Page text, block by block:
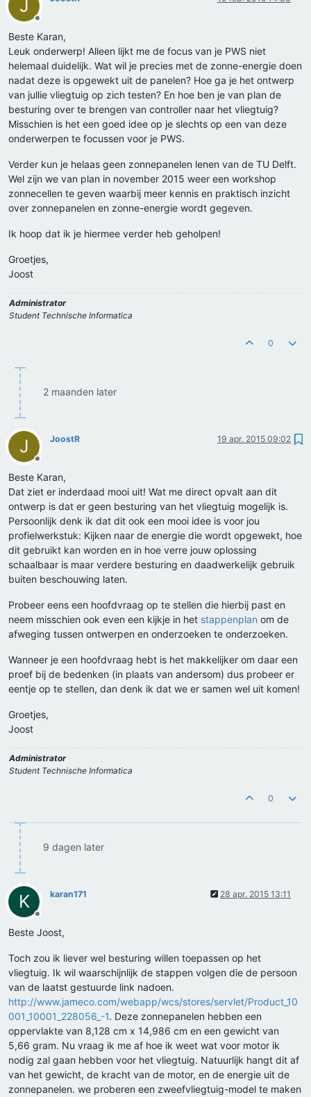
J
Offline
Beste Karan,
Leuk onderwerp! Alleen lijkt me de focus van je PWS niet
helemaal duidelijk. Wat wil je precies met de zonne-energie doen
nadat deze is opgewekt uit de panelen? Hoe ga je het ontwerp
van jullie vliegtuig op zich testen? En hoe ben je van plan de
besturing over te brengen van controller naar het vliegtuig?
Misschien is het een goed idee op je slechts op een van deze
onderwerpen te focussen voor je PWS.
Verder kun je helaas geen zonnepanelen lenen van de TU Delft.
Wel zijn we van plan in november 2015 weer een workshop
zonnecellen te geven waarbij meer kennis en praktisch inzicht
over zonnepanelen en zonne-energie wordt gegeven.
Ik hoop dat ik je hiermee verder heb geholpen!
Groetjes,
Joost
Administrator
Student Technische Informatica
0
2 maanden later
J
Offline
JoostR 19 apr. 2015 09:02
Beste Karan,
Dat ziet er inderdaad mooi uit! Wat me direct opvalt aan dit
ontwerp is dat er geen besturing van het vliegtuig mogelijk is.
Persoonlijk denk ik dat dit ook een mooi idee is voor jou
profielwerkstuk: Kijken naar de energie die wordt opgewekt, hoe
dit gebruikt kan worden en in hoe verre jouw oplossing
schaalbaar is maar verdere besturing en daadwerkelijk gebruik
buiten beschouwing laten.
Probeer eens een hoofdvraag op te stellen die hierbij past en
neem misschien ook even een kijkje in het stappenplan om de
afweging tussen ontwerpen en onderzoeken te onderzoeken.
Wanneer je een hoofdvraag hebt is het makkelijker om daar een
proef bij de bedenken (in plaats van andersom) dus probeer er
eentje op te stellen, dan denk ik dat we er samen wel uit komen!
Groetjes,
Joost
Administrator
Student Technische Informatica
0
9 dagen later
K
Offline
karan171 28 apr. 2015 13:11
Beste Joost,
Toch zou ik liever wel besturing willen toepassen op het
vliegtuig. Ik wil waarschijnlijk de stappen volgen die de persoon
van de laatst gestuurde link nadoen.
http://www.jameco.com/webapp/wcs/stores/servlet/Product_10
001_10001_228056_-1. Deze zonnepanelen hebben een
oppervlakte van 8,128 cm x 14,986 cm en een gewicht van
5,66 gram. Nu vraag ik me af hoe ik weet wat voor motor ik
nodig zal gaan hebben voor het vliegtuig. Natuurlijk hangt dit af
van het gewicht, de kracht van de motor, en de energie uit de
zonnepanelen. we proberen een zweefvliegtuig-model te maken